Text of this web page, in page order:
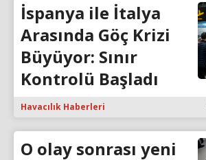
İspanya ile İtalya
Arasında Göç Krizi
Büyüyor: Sınır
Kontrolü Başladı
Havacılık Haberleri
O olay sonrası yeni